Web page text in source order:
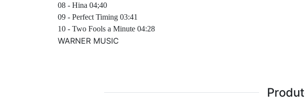
08 - Hina 04;40
09 - Perfect Timing 03:41
10 - Two Fools a Minute 04:28
WARNER MUSIC